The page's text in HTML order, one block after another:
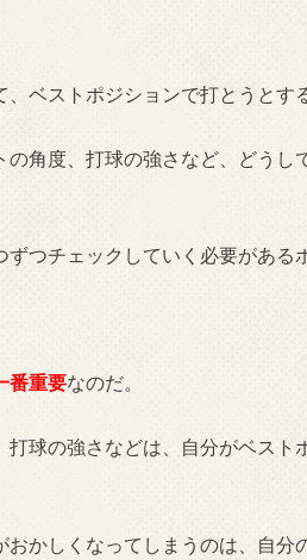
ベストポジションで打とうとす
角度、打球の強さなど、どうし
つチェックしていく必要がある
番重要なのだ。
球の強さなどは、自分がベスト
かしくなってしまうのは、自分